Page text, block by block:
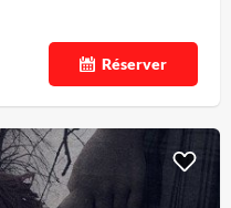
Réserver